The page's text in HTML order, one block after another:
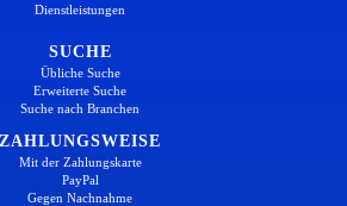
Dienstleistungen
SUCHE
Übliche Suche
Erweiterte Suche
Suche nach Branchen
ZAHLUNGSWEISE
Mit der Zahlungskarte
PayPal
Gegen Nachnahme